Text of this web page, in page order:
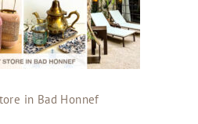
in Bad Honnef